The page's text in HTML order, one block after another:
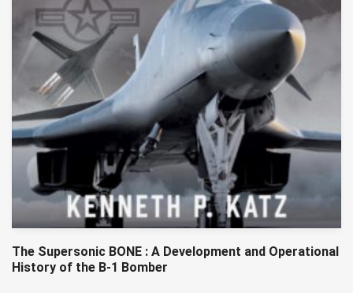
The Supersonic BONE : A Development and Operational
History of the B-1 Bomber